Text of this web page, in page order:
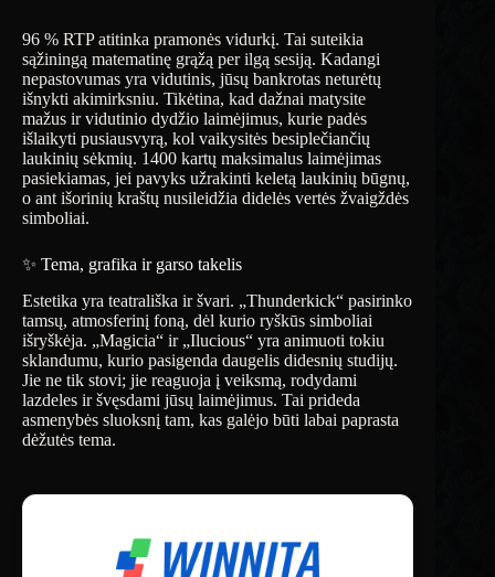
96 % RTP atitinka pramonės vidurkį. Tai suteikia
sąžiningą matematinę grąžą per ilgą sesiją. Kadangi
nepastovumas yra vidutinis, jūsų bankrotas neturėtų
išnykti akimirksniu. Tikėtina, kad dažnai matysite
mažus ir vidutinio dydžio laimėjimus, kurie padės
išlaikyti pusiausvyrą, kol vaikysitės besiplečiančių
laukinių sėkmių. 1400 kartų maksimalus laimėjimas
pasiekiamas, jei pavyks užrakinti keletą laukinių būgnų,
o ant išorinių kraštų nusileidžia didelės vertės žvaigždės
simboliai.
✨ Tema, grafika ir garso takelis
Estetika yra teatrališka ir švari. „Thunderkick“ pasirinko
tamsų, atmosferinį foną, dėl kurio ryškūs simboliai
išryškėja. „Magicia“ ir „Ilucious“ yra animuoti tokiu
sklandumu, kurio pasigenda daugelis didesnių studijų.
Jie ne tik stovi; jie reaguoja į veiksmą, rodydami
lazdeles ir švęsdami jūsų laimėjimus. Tai prideda
asmenybės sluoksnį tam, kas galėjo būti labai paprasta
dėžutės tema.